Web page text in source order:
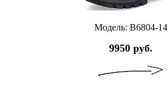
Модель: B6804-14
9950 руб.